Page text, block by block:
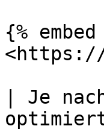
{%
<https://
| Je